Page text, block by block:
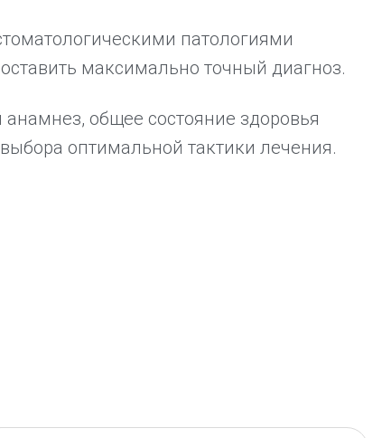
патологиями
максимально точный диагноз.
общее состояние здоровья
оптимальной тактики лечения.